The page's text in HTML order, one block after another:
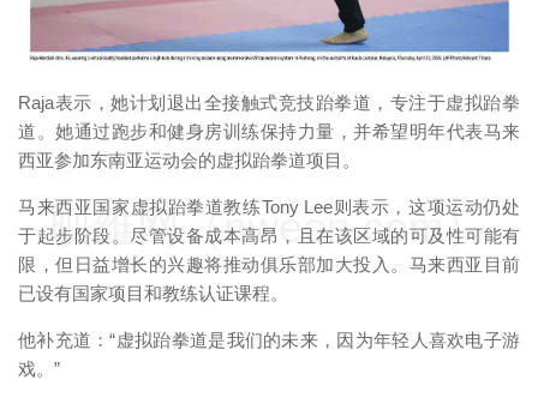
Raja表示，她计划退出全接触式竞技跆拳道，专注于虚拟跆拳
道。她通过跑步和健身房训练保持力量，并希望明年代表马来
西亚参加东南亚运动会的虚拟跆拳道项目。
马来西亚国家虚拟跆拳道教练Tony Lee则表示，这项运动仍处
于起步阶段。尽管设备成本高昂，且在该区域的可及性可能有
限，但日益增长的兴趣将推动俱乐部加大投入。马来西亚目前
已设有国家项目和教练认证课程。
他补充道：“虚拟跆拳道是我们的未来，因为年轻人喜欢电子游
戏。”
映维网（nweon.com）